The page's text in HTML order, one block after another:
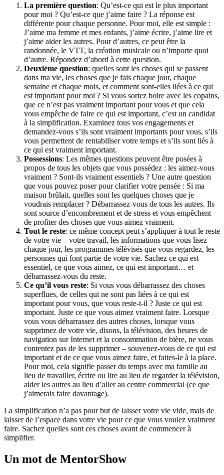
La première question: Qu’est-ce qui est le plus important
pour moi ? Qu’est-ce que j’aime faire ? La réponse est
différente pour chaque personne. Pour moi, elle est simple :
J’aime ma femme et mes enfants, j’aime écrire, j’aime lire et
j’aime aider les autres. Pour d’autres, ce peut être la
randonnée, le VTT, la création musicale ou n’importe quoi
d’autre. Répondez d’abord à cette question.
Deuxième question: quelles sont les choses qui se passent
dans ma vie, les choses que je fais chaque jour, chaque
semaine et chaque mois, et comment sont-elles liées à ce qui
est important pour moi ? Si vous sortez boire avec les copains,
que ce n’est pas vraiment important pour vous et que cela
vous empêche de faire ce qui est important, c’est un candidat
à la simplification. Examinez tous vos engagements et
demandez-vous s’ils sont vraiment importants pour vous, s’ils
vous permettent de rentabiliser votre temps et s’ils sont liés à
ce qui est vraiment important.
Possessions: Les mêmes questions peuvent être posées à
propos de tous les objets que vous possédez : les aimez-vous
vraiment ? Sont-ils vraiment essentiels ? Une autre question
que vous pouvez poser pour clarifier votre pensée : Si ma
maison brûlait, quelles sont les quelques choses que je
voudrais remplacer ? Débarrassez-vous de tous les autres. Ils
sont source d’encombrement et de stress et vous empêchent
de profiter des choses que vous aimez vraiment.
Tout le reste: ce même concept peut s’appliquer à tout le reste
de votre vie – votre travail, les informations que vous lisez
chaque jour, les programmes télévisés que vous regardez, les
personnes qui font partie de votre vie. Sachez ce qui est
essentiel, ce que vous aimez, ce qui est important… et
débarrassez-vous du reste.
Ce qu’il vous reste: Si vous vous débarrassez des choses
superflues, de celles qui ne sont pas liées à ce qui est
important pour vous, que vous reste-t-il ? Juste ce qui est
important. Juste ce que vous aimez vraiment faire. Lorsque
vous vous débarrassez des autres choses, lorsque vous
supprimez de votre vie, disons, la télévision, des heures de
navigation sur Internet et la consommation de bière, ne vous
contentez pas de les supprimer – souvenez-vous de ce qui est
important et de ce que vous aimez faire, et faites-le à la place.
Pour moi, cela signifie passer du temps avec ma famille au
lieu de travailler, écrire ou lire au lieu de regarder la télévision,
aider les autres au lieu d’aller au centre commercial (ce que
j’aimerais faire davantage).
La simplification n’a pas pour but de laisser votre vie vide, mais de
laisser de l’espace dans votre vie pour ce que vous voulez vraiment
faire. Sachez quelles sont ces choses avant de commencer à
simplifier.
Un mot de MentorShow